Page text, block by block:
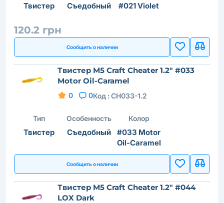
Твистер Съедобный #021 Violet
120.2 грн
Сообщить о наличии
Твистер M5 Craft Cheater 1.2" #033
Motor Oil-Caramel
0 0Код : CH033-1.2
Тип
Твистер
Особенность
Съедобный
Колор
#033 Motor
Oil-Caramel
Сообщить о наличии
Твистер M5 Craft Cheater 1.2" #044
LOX Dark